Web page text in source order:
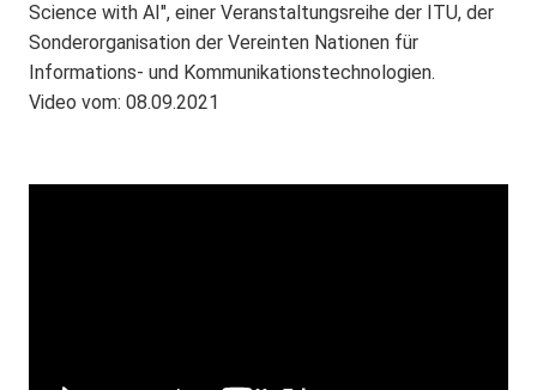
Science with AI", einer Veranstaltungsreihe der ITU, der
Sonderorganisation der Vereinten Nationen für
Informations- und Kommunikationstechnologien.
Video vom: 08.09.2021